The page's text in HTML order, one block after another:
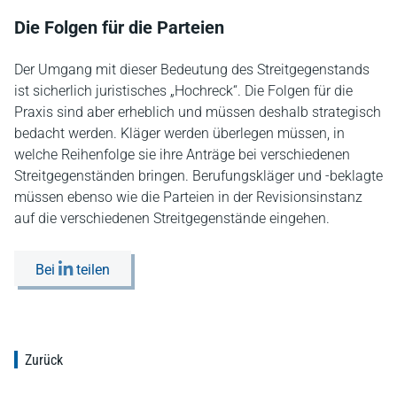
Die Folgen für die Parteien
Der Umgang mit dieser Bedeutung des Streitgegenstands
ist sicherlich juristisches „Hochreck“. Die Folgen für die
Praxis sind aber erheblich und müssen deshalb strategisch
bedacht werden. Kläger werden überlegen müssen, in
welche Reihenfolge sie ihre Anträge bei verschiedenen
Streitgegenständen bringen. Berufungskläger und -beklagte
müssen ebenso wie die Parteien in der Revisionsinstanz
auf die verschiedenen Streitgegenstände eingehen.
Bei teilen
Zurück